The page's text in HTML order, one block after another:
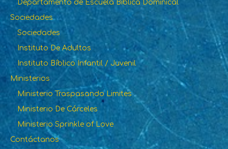
Departamento de Escuela Biblica Dominical
Sociedades
Sociedades
Instituto De Adultos
Instituto Bíblico Infantil / Juvenil
Ministerios
Ministerio Traspasando Limites
Ministerio De Cárceles
Ministerio Sprinkle of Love
Contáctanos